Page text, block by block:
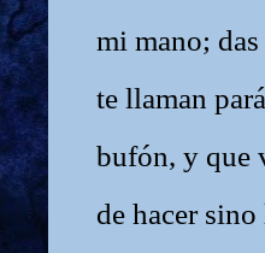
mi mano;
te llaman
bufón, y que
de hacer